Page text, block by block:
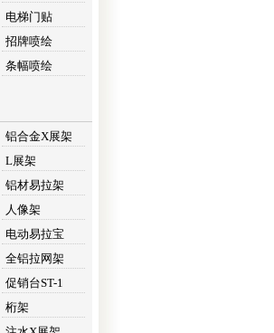
电梯门贴
招牌喷绘
条幅喷绘
铝合金X展架
L展架
铝材易拉架
人像架
电动易拉宝
全铝拉网架
促销台ST-1
桁架